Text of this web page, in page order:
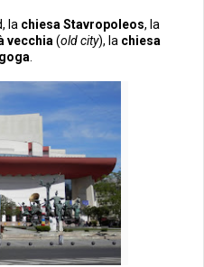
la chiesa Stavropoleos, la
vecchia (old city), la chiesa